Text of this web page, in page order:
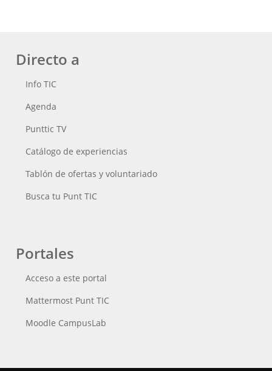
Directo a
Info TIC
Agenda
Punttic TV
Catálogo de experiencias
Tablón de ofertas y voluntariado
Busca tu Punt TIC
Portales
Acceso a este portal
Mattermost Punt TIC
Moodle CampusLab